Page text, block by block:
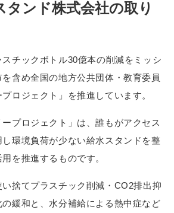
タンド株式会社の取り
チックボトル30億本の削減をミッシ
含め全国の地方公共団体・教育委員
ロジェクト」を推進しています。
プロジェクト」は、誰もがアクセス
環境負荷が少ない給水スタンドを整
を推進するものです。
捨てプラスチック削減・CO2排出抑
緩和と、水分補給による熱中症など